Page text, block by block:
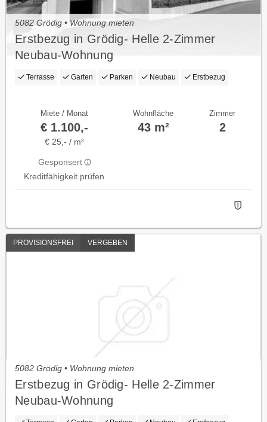
5082 Grödig • Wohnung mieten
Erstbezug in Grödig- Helle 2-Zimmer
Neubau-Wohnung
Terrasse Garten Parken Neubau Erstbezug
Miete / Monat
€ 1.100,-
€ 25,- / m²
Gesponsert
Kreditfähigkeit prüfen
Wohnfläche
43 m²
Zimmer
2
PROVISIONSFREI VERGEBEN
5082 Grödig • Wohnung mieten
Erstbezug in Grödig- Helle 2-Zimmer
Neubau-Wohnung